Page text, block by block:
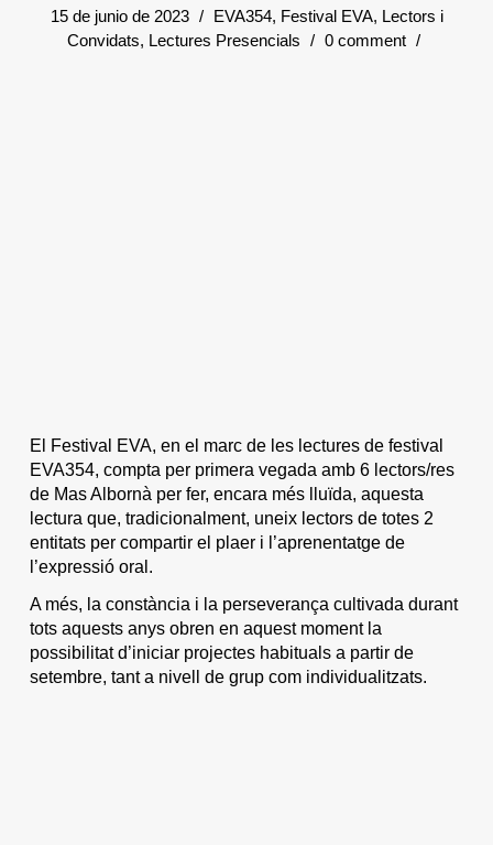
15 de junio de 2023 / EVA354, Festival EVA, Lectors i
Convidats, Lectures Presencials / 0 comment /
El Festival EVA, en el marc de les lectures de festival
EVA354, compta per primera vegada amb 6 lectors/res
de Mas Albornà per fer, encara més lluïda, aquesta
lectura que, tradicionalment, uneix lectors de totes 2
entitats per compartir el plaer i l’aprenentatge de
l’expressió oral.
A més, la constància i la perseverança cultivada durant
tots aquests anys obren en aquest moment la
possibilitat d’iniciar projectes habituals a partir de
setembre, tant a nivell de grup com individualitzats.